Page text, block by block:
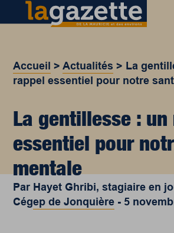
Accueil >Actualités > La
rappel essentiel pour notre
La gentillesse : un
essentiel pour
mentale
Par Hayet Ghribi, stagiaire en
Cégep de Jonquière - 5